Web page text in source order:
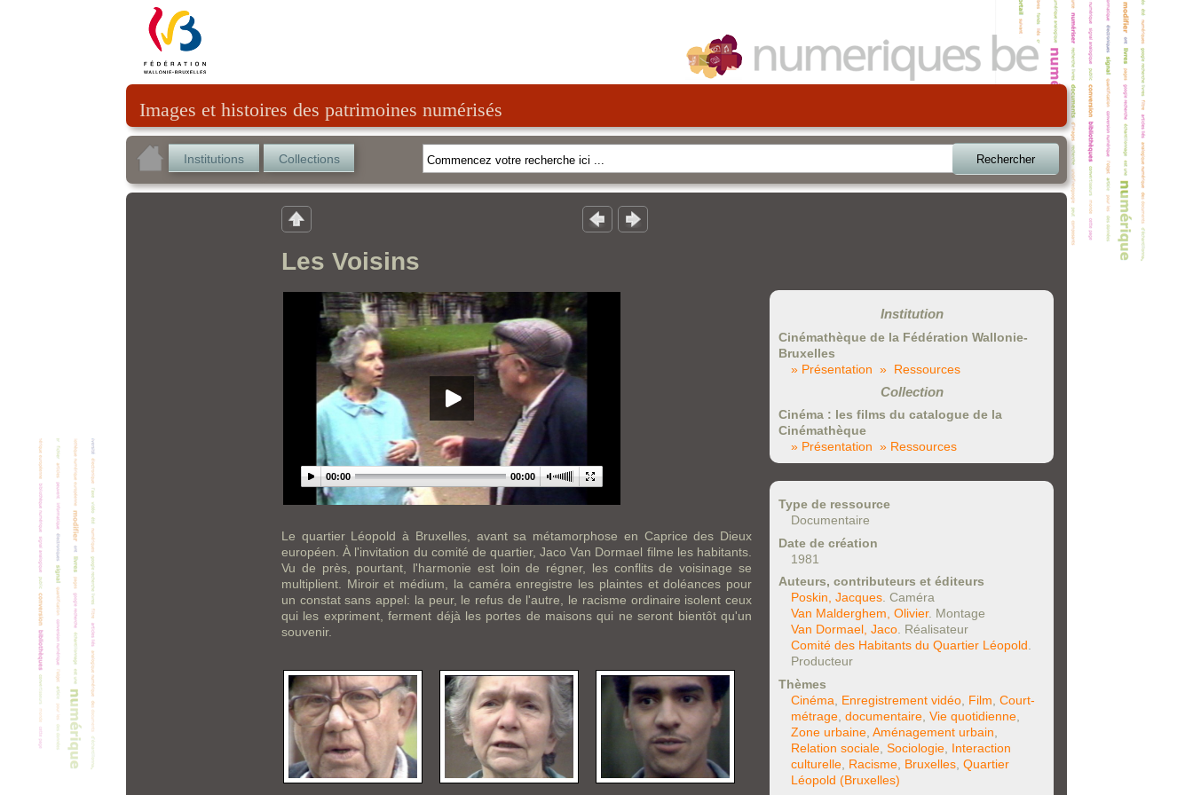
Images et histoires des patrimoines numérisés
Institutions Collections Rechercher
Les Voisins
00:00 00:00
Le quartier Léopold à Bruxelles, avant sa métamorphose en Caprice des Dieux
européen. À l'invitation du comité de quartier, Jaco Van Dormael filme les habitants.
Vu de près, pourtant, l'harmonie est loin de régner, les conflits de voisinage se
multiplient. Miroir et médium, la caméra enregistre les plaintes et doléances pour
un constat sans appel: la peur, le refus de l'autre, le racisme ordinaire isolent ceux
qui les expriment, ferment déjà les portes de maisons qui ne seront bientôt qu'un
souvenir.
Institution
Cinémathèque de la Fédération Wallonie-
Bruxelles
» Présentation » Ressources
Collection
Cinéma : les films du catalogue de la
Cinémathèque
» Présentation » Ressources
Type de ressource
Documentaire
Date de création
1981
Auteurs, contributeurs et éditeurs
Poskin, Jacques. Caméra
Van Malderghem, Olivier. Montage
Van Dormael, Jaco. Réalisateur
Comité des Habitants du Quartier Léopold.
Producteur
Thèmes
Cinéma
Enregistrement vidéo Film Court-
métrage documentaire Vie quotidienne
Zone urbaine Aménagement urbain
Relation sociale Sociologie Interaction
culturelle Racisme Bruxelles Quartier
Léopold (Bruxelles)